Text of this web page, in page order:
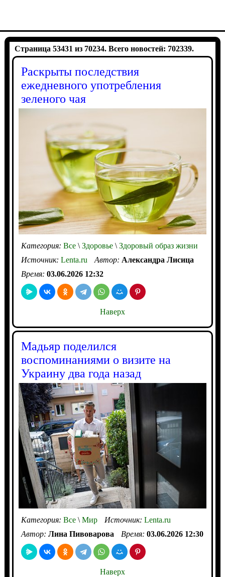
Страница 53431 из 70234. Всего новостей: 702339.
Раскрыты последствия
ежедневного употребления
зеленого чая
Категория: Все\Здоровье\Здоровый образ жизни
Источник: Lenta.ru Автор: Александра Лисица
Время: 03.06.2026 12:32
Наверх
Мадьяр поделился
воспоминаниями о визите на
Украину два года назад
Категория: Все\Мир Источник: Lenta.ru
Автор: Лина Пивоварова Время: 03.06.2026 12:30
Наверх